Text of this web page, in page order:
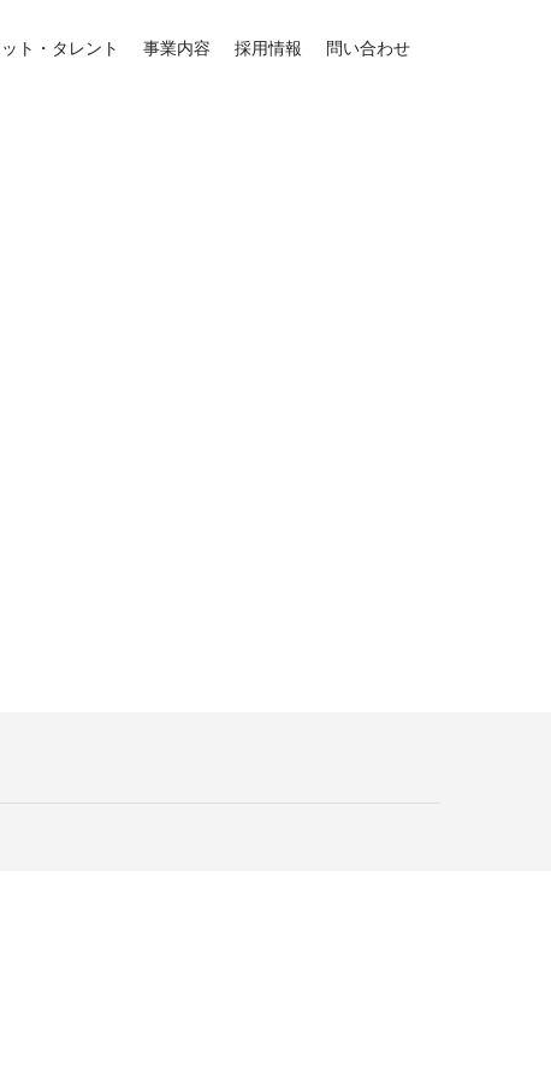
ト・タレント 事業内容 採用情報 問い合わせ